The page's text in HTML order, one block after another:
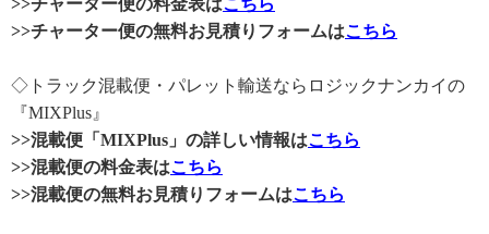
>>チャーター便の料金表はこちら
>>チャーター便の無料お見積りフォームはこちら
◇トラック混載便・パレット輸送ならロジックナンカイの
『MIXPlus』
>>混載便「MIXPlus」の詳しい情報はこちら
>>混載便の料金表はこちら
>>混載便の無料お見積りフォームはこちら